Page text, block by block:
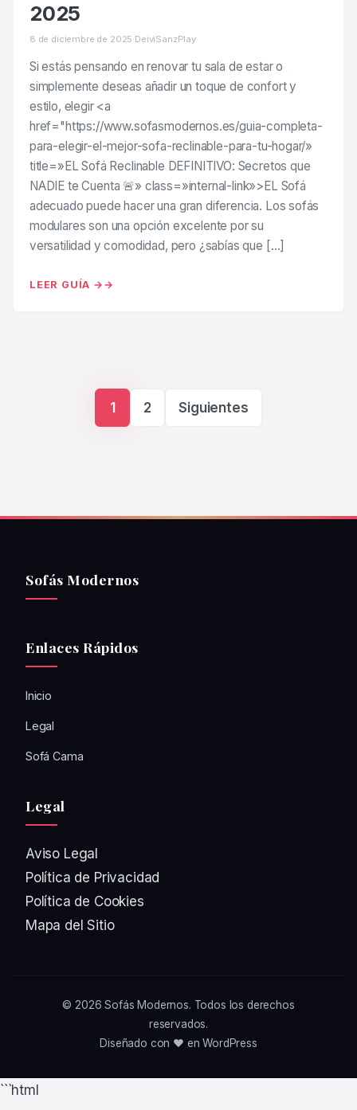
2025
8 de diciembre de 2025·DeiviSanzPlay
Si estás pensando en renovar tu sala de estar o
simplemente deseas añadir un toque de confort y
estilo, elegir <a
href="https://www.sofasmodernos.es/guia-completa-
para-elegir-el-mejor-sofa-reclinable-para-tu-hogar/»
title=»EL Sofá Reclinable DEFINITIVO: Secretos que
NADIE te Cuenta 🚨» class=»internal-link»>EL Sofá
adecuado puede hacer una gran diferencia. Los sofás
modulares son una opción excelente por su
versatilidad y comodidad, pero ¿sabías que […]
LEER GUÍA →
Paginación de
1 2 Siguientes
Sofás Modernos
Enlaces Rápidos
Inicio
Legal
Sofá Cama
Legal
Aviso Legal
Política de Privacidad
Política de Cookies
Mapa del Sitio
© 2026Sofás Modernos. Todos los derechos
reservados.
Diseñado con ❤️ en WordPress
```html